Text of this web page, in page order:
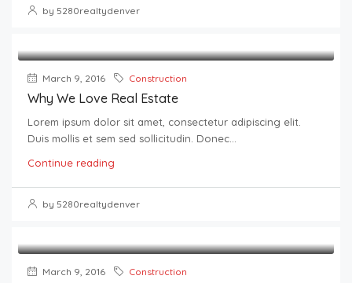
by 5280realtydenver
March 9, 2016 Construction
Why We Love Real Estate
Lorem ipsum dolor sit amet, consectetur adipiscing elit.
Duis mollis et sem sed sollicitudin. Donec...
Continue reading
by 5280realtydenver
March 9, 2016 Construction